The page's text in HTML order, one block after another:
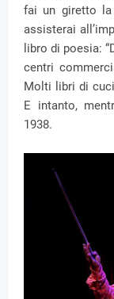
fai un giretto la
assisterai
libro di poesia:
centri
Molti libri di
E intanto,
1938.